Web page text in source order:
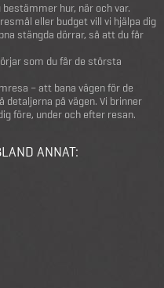
hur, när och var.
eller budget vill vi hjälpa dig
stängda dörrar, så att du får
som du får de största
– att bana vägen för de
på vägen. Vi brinner
före, under och efter resan.
ANNAT: